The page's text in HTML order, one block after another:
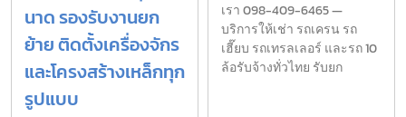
นาด รองรับงานยก
ย้าย ติดตั้งเครื่องจักร
และโครงสร้างเหล็กทุก
รูปแบบ
เรา 098-409-6465 —
บริการให้เช่า รถเครน รถ
เฮี๊ยบ รถเทรลเลอร์ และรถ 10
ล้อรับจ้างทั่วไทย รับยก